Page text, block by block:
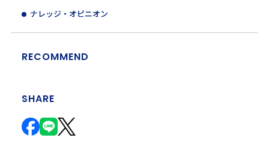
ナレッジ・オピニオン
RECOMMEND
SHARE